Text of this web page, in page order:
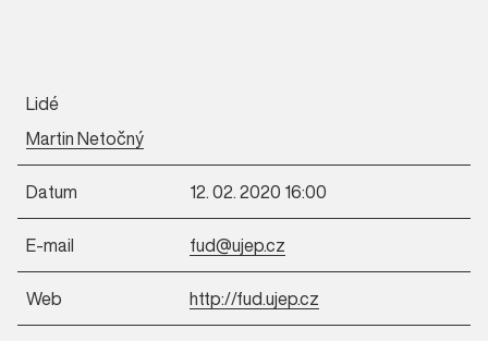
Lidé
Martin Netočný
Datum 12. 02. 2020 16:00
E-mail fud@ujep.cz
Web http://fud.ujep.cz